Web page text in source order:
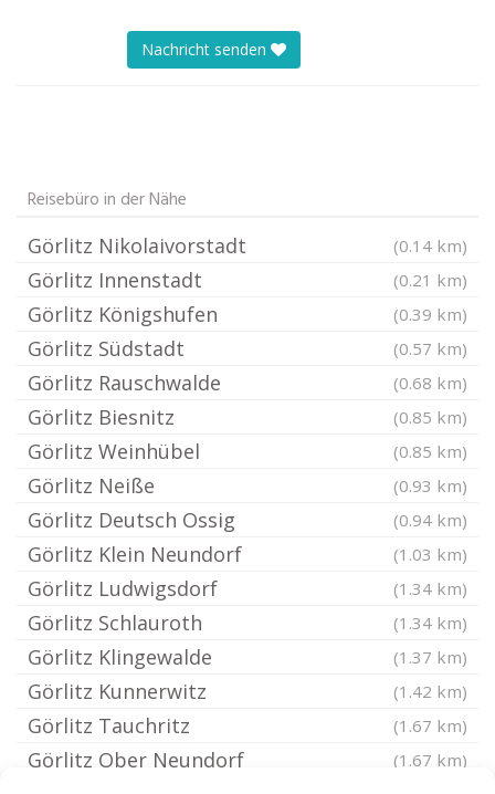
Nachricht senden
Reisebüro in der Nähe
Görlitz Nikolaivorstadt (0.14 km)
Görlitz Innenstadt (0.21 km)
Görlitz Königshufen (0.39 km)
Görlitz Südstadt (0.57 km)
Görlitz Rauschwalde (0.68 km)
Görlitz Biesnitz (0.85 km)
Görlitz Weinhübel (0.85 km)
Görlitz Neiße (0.93 km)
Görlitz Deutsch Ossig (0.94 km)
Görlitz Klein Neundorf (1.03 km)
Görlitz Ludwigsdorf (1.34 km)
Görlitz Schlauroth (1.34 km)
Görlitz Klingewalde (1.37 km)
Görlitz Kunnerwitz (1.42 km)
Görlitz Tauchritz (1.67 km)
Görlitz Ober Neundorf (1.67 km)